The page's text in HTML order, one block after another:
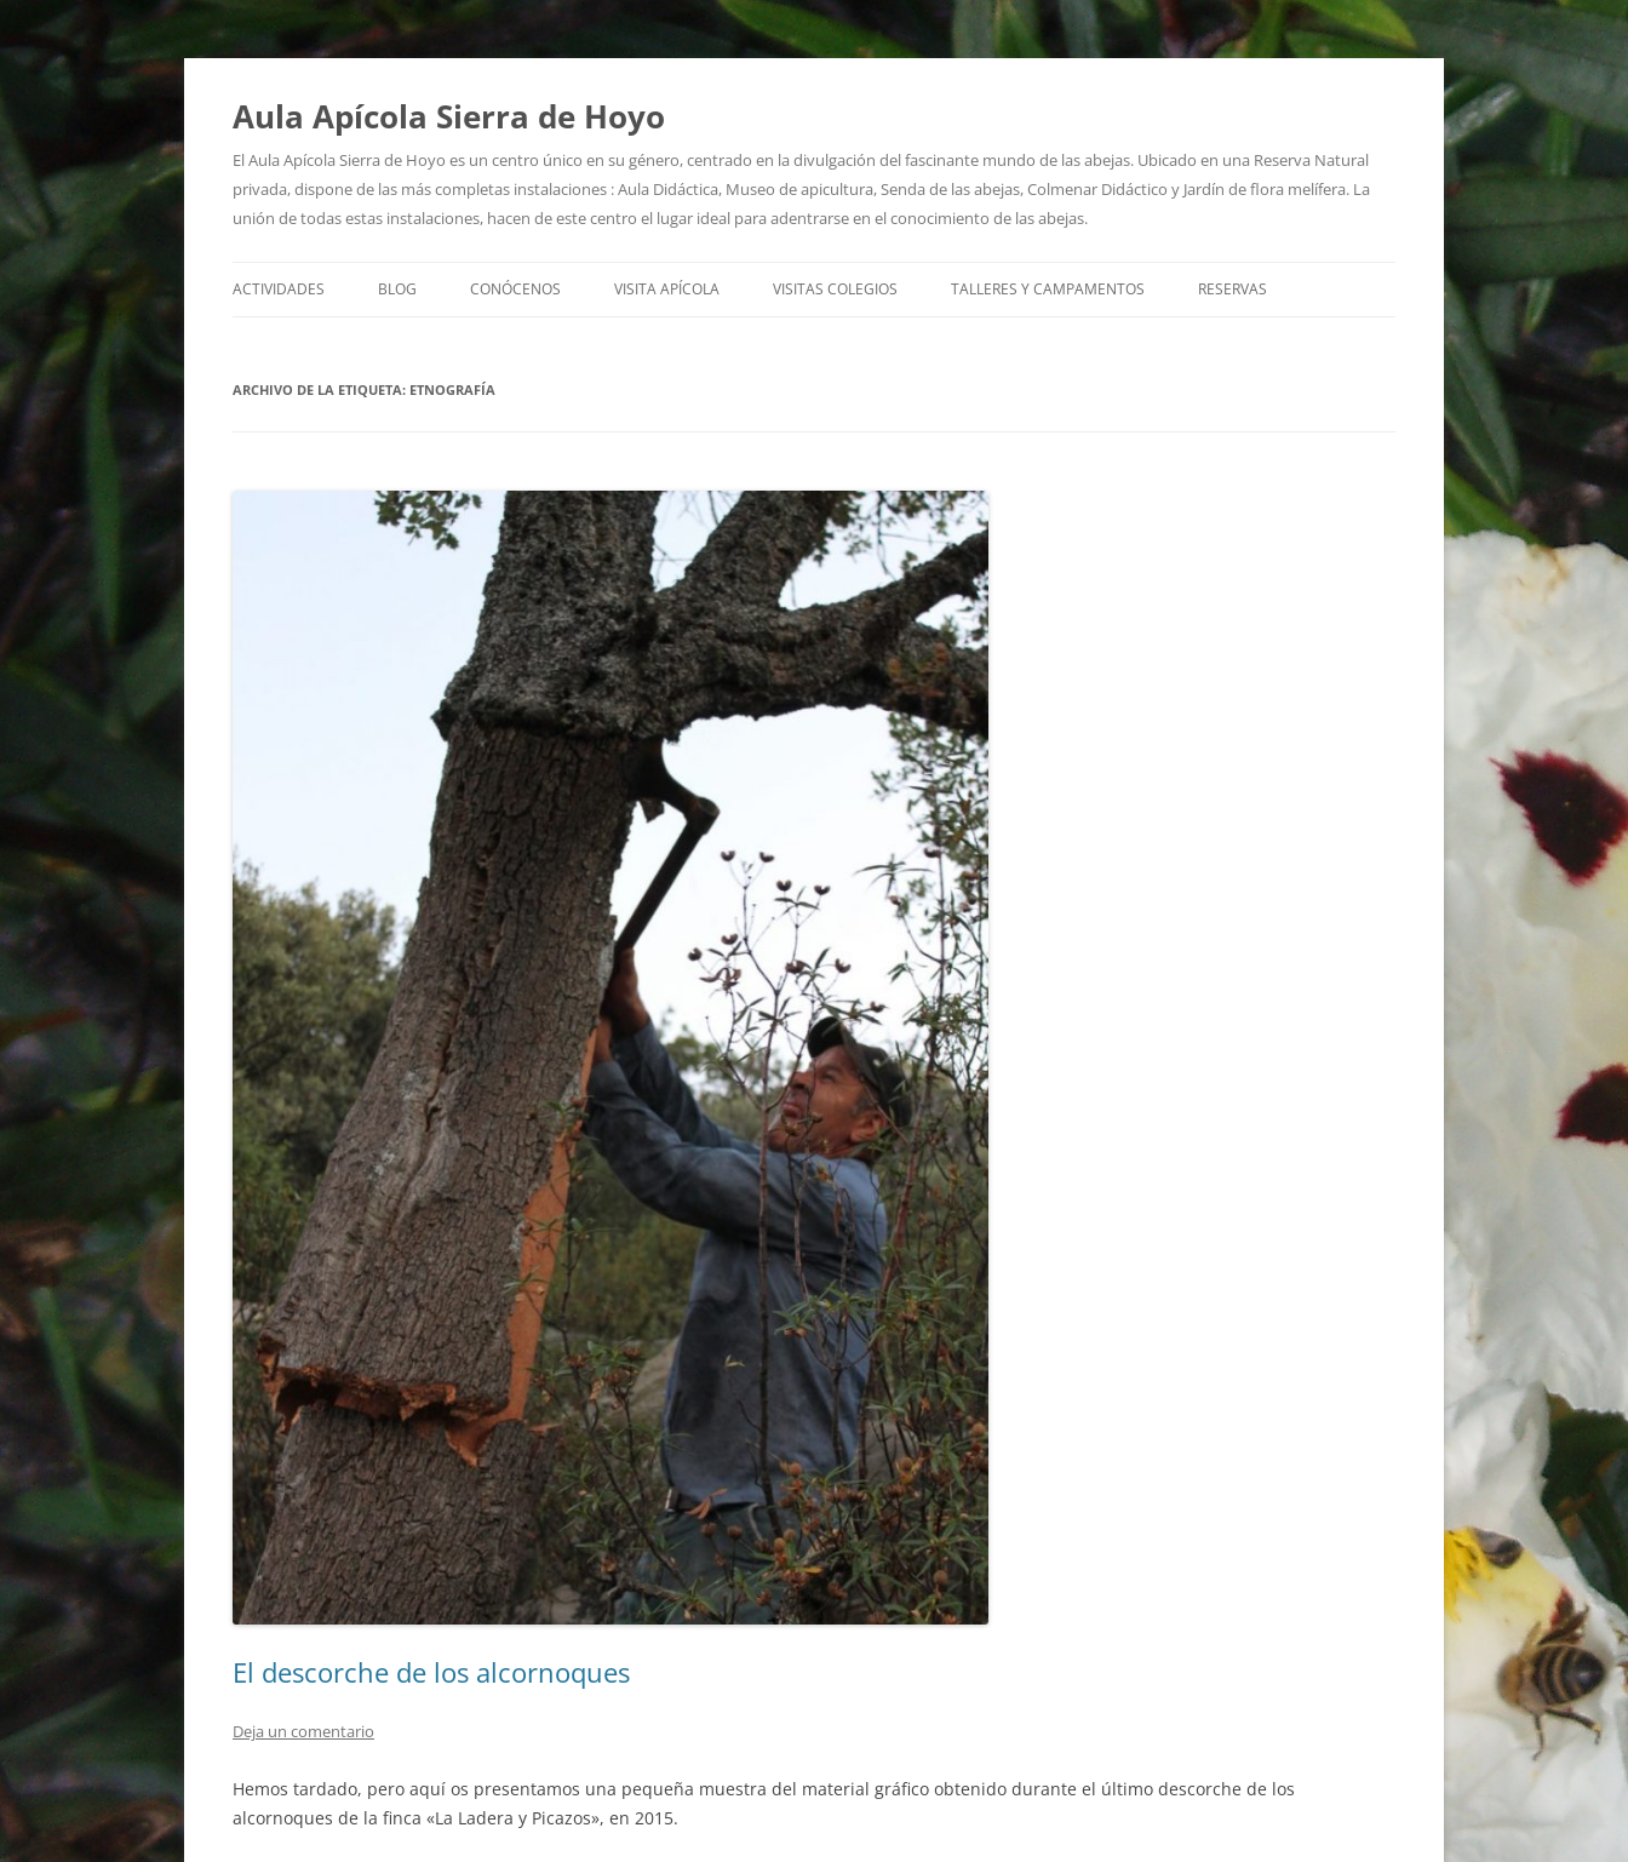
Aula Apícola Sierra de Hoyo
El Aula Apícola Sierra de Hoyo es un centro único en su género, centrado en la divulgación del fascinante mundo de las abejas. Ubicado en una Reserva Natural
privada, dispone de las más completas instalaciones : Aula Didáctica, Museo de apicultura, Senda de las abejas, Colmenar Didáctico y Jardín de flora melífera. La
unión de todas estas instalaciones, hacen de este centro el lugar ideal para adentrarse en el conocimiento de las abejas.
al
ACTIVIDADES BLOG CONÓCENOS
DÓNDE ESTAMOS
SALA DE PRENSA
VISITA APÍCOLA VISITAS COLEGIOS TALLERES Y CAMPAMENTOS RESERVAS
ARCHIVO DE LA ETIQUETA: ETNOGRAFÍA
El descorche de los alcornoques
Deja un comentario
Hemos tardado, pero aquí os presentamos una pequeña muestra del material gráfico obtenido durante el último descorche de los
alcornoques de la finca «La Ladera y Picazos», en 2015.